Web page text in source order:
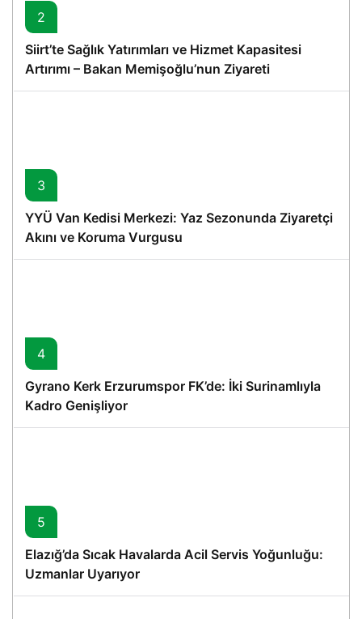
2
Siirt’te Sağlık Yatırımları ve Hizmet Kapasitesi
Artırımı – Bakan Memişoğlu’nun Ziyareti
3
YYÜ Van Kedisi Merkezi: Yaz Sezonunda Ziyaretçi
Akını ve Koruma Vurgusu
4
Gyrano Kerk Erzurumspor FK’de: İki Surinamlıyla
Kadro Genişliyor
5
Elazığ’da Sıcak Havalarda Acil Servis Yoğunluğu:
Uzmanlar Uyarıyor